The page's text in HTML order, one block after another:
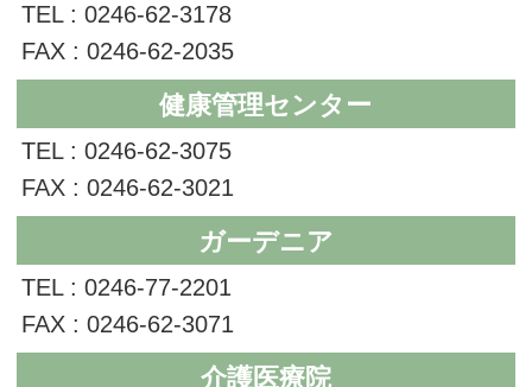
TEL : 0246-62-3178
FAX : 0246-62-2035
健康管理センター
TEL : 0246-62-3075
FAX : 0246-62-3021
ガーデニア
TEL : 0246-77-2201
FAX : 0246-62-3071
介護医療院